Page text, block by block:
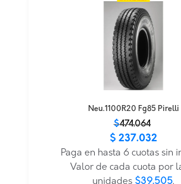
Neu.1100R20 Fg85 Pirelli
$474.064
original
actual
$237.032.
$ 237.032
Paga en hasta 6 cuotas sin
Valor de cada cuota por
unidades $39.505.